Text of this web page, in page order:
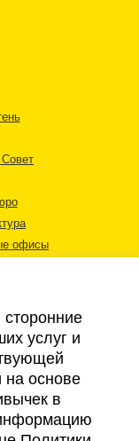
Совет
офисы
услуг и
на основе
в